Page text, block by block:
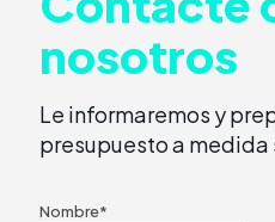
nosotros
Le informaremos y
presupuesto a medida
Nombre*